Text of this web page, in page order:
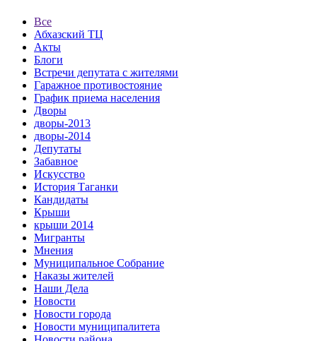
Все
Абхазский ТЦ
Акты
Блоги
Встречи депутата с жителями
Гаражное противостояние
График приема населения
Дворы
дворы-2013
дворы-2014
Депутаты
Забавное
Искусство
История Таганки
Кандидаты
Крыши
крыши 2014
Мигранты
Мнения
Муниципальное Собрание
Наказы жителей
Наши Дела
Новости
Новости города
Новости муниципалитета